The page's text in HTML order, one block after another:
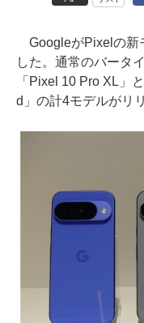
GoogleがPixelの新
した。通常のバータ
「Pixel 10 Pro XL」
d」の計4モデルがリ